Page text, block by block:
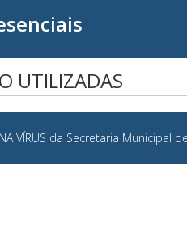
UTILIZADAS
VÍRUS da Secretaria Municipal